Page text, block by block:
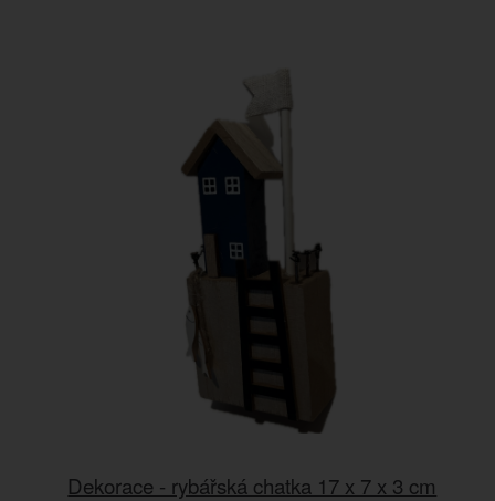
Dekorace - rybářská chatka 17 x 7 x 3 cm